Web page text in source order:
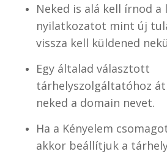
Neked is alá kell írnod a
nyilatkozatot mint új
vissza kell küldened
Egy általad választott
tárhelyszolgáltatóhoz
neked a domain nevet.
Ha a Kényelem
akkor beállítjuk a